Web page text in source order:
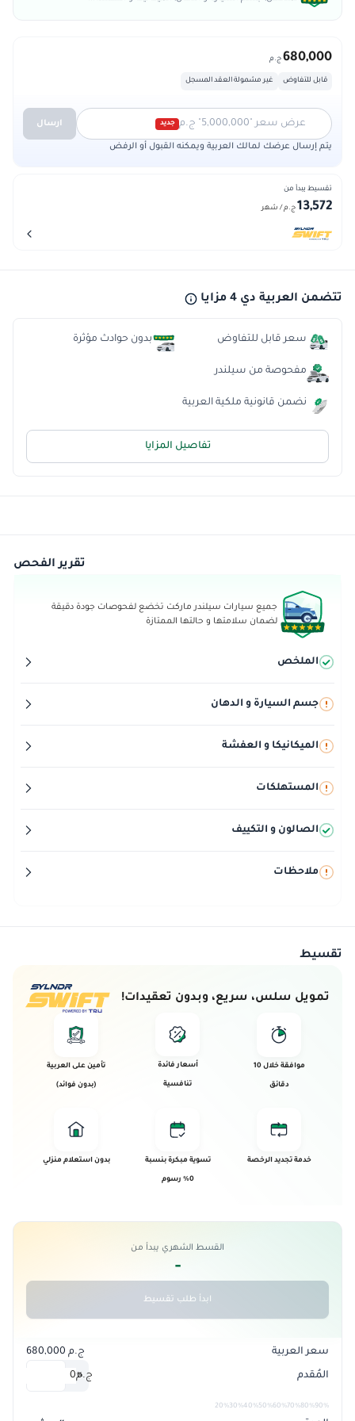
680,000 ج.م
قابل للتفاوض غير مشمولة العقد المسجل
عرض سعر "5,000,000" ج.م جديد ارسال
يتم إرسال عرضك لمالك العربية ويمكنه القبول أو الرفض
تقسيط يبدأ من
13,572 ج.م / شهر
تتضمن العربية دي 4 مزايا
سعر قابل للتفاوض
مفحوصة من سيلندر
نضمن قانونية ملكية العربية
بدون حوادث مؤثرة
تفاصيل المزايا
تقرير الفحص
جميع سيارات سيلندر ماركت تخضع لفحوصات جودة دقيقة
لضمان سلامتها و حالتها الممتازة
الملخص
جسم السيارة و الدهان
الميكانيكا و العفشة
المستهلكات
الصالون و التكييف
ملاحظات
تقسيط
تمويل سلس، سريع، وبدون تعقيدات!
موافقة خلال 10
دقائق
أسعار فائدة
تنافسية
تأمين على العربية
(بدون فوائد)
خدمة تجديد الرخصة تسوية مبكرة بنسبة
0% رسوم
بدون استعلام منزلي
القسط الشهري يبدأ من
-
ابدأ طلب تقسيط
سعر العربية ج.م 680,000
المُقدم 0%
ج.م
20% 30%40% 50%60%70%80%90%